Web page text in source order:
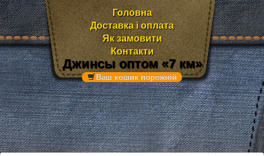
Головна
Доставка і оплата
Джинсы оптом «7 км»
Ваш кошик порожній
Як замовити
Контакти